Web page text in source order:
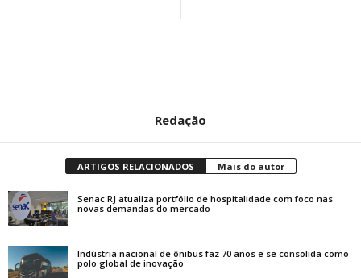
Redação
ARTIGOS RELACIONADOS Mais do autor
Senac RJ atualiza portfólio de hospitalidade com foco nas
novas demandas do mercado
Indústria nacional de ônibus faz 70 anos e se consolida como
polo global de inovação